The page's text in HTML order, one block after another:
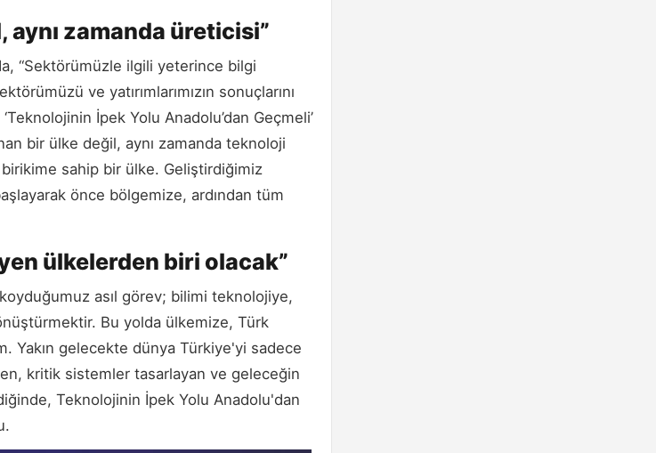
zamanda üreticisi”
“Sektörümüzle ilgili yeterince bilgi
ve yatırımlarımızın sonuçlarını
İpek Yolu Anadolu’dan Geçmeli’
bir ülke değil, aynı zamanda teknoloji
sahip bir ülke. Geliştirdiğimiz
önce bölgemize, ardından tüm
ülkelerden biri olacak”
asıl görev; bilimi teknolojiye,
Bu yolda ülkemize, Türk
Yakın gelecekte dünya Türkiye'yi sadece
kritik sistemler tasarlayan ve geleceğin
Teknolojinin İpek Yolu Anadolu'dan